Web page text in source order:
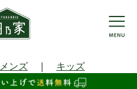
メンズ ｜ キッズ